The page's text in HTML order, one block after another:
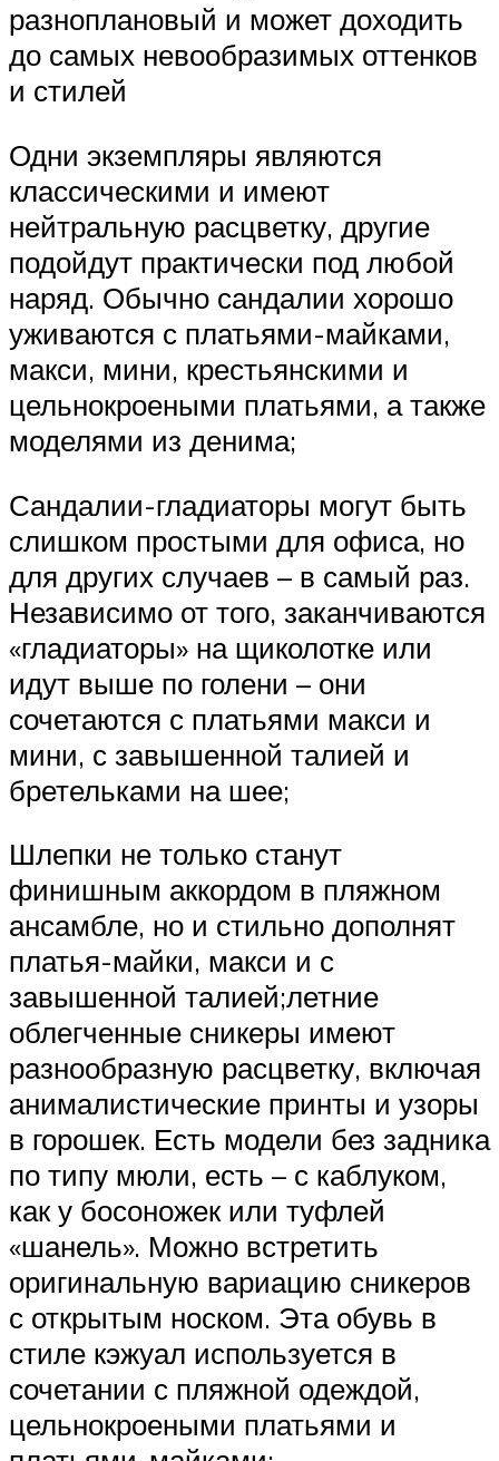
разноплановый и может доходить
до самых невообразимых оттенков
и стилей
Одни экземпляры являются
классическими и имеют
нейтральную расцветку, другие
подойдут практически под любой
наряд. Обычно сандалии хорошо
уживаются с платьями-майками,
макси, мини, крестьянскими и
цельнокроеными платьями, а также
моделями из денима;
Сандалии-гладиаторы могут быть
слишком простыми для офиса, но
для других случаев – в самый раз.
Независимо от того, заканчиваются
«гладиаторы» на щиколотке или
идут выше по голени – они
сочетаются с платьями макси и
мини, с завышенной талией и
бретельками на шее;
Шлепки не только станут
финишным аккордом в пляжном
ансамбле, но и стильно дополнят
платья-майки, макси и с
завышенной талией;летние
облегченные сникеры имеют
разнообразную расцветку, включая
анималистические принты и узоры
в горошек. Есть модели без задника
по типу мюли, есть – с каблуком,
как у босоножек или туфлей
«шанель». Можно встретить
оригинальную вариацию сникеров
с открытым носком. Эта обувь в
стиле кэжуал используется в
сочетании с пляжной одеждой,
цельнокроеными платьями и